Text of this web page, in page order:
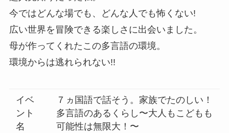
今ではどんな場でも、どんな人でも怖くない!
広い世界を冒険できる楽しさに出会いました。
母が作ってくれたこの多言語の環境。
環境からは逃れられない!!
イベ
ント
名
７ヵ国語で話そう。家族でたのしい！
多言語のあるくらし〜大人もこどもも
可能性は無限大！〜